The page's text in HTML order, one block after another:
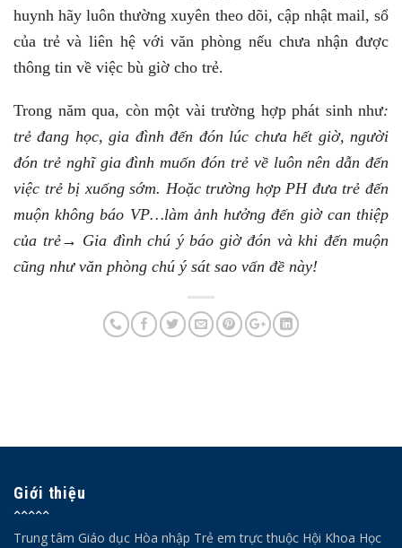
huynh hãy luôn thường xuyên theo dõi, cập nhật mail, sổ
của trẻ và liên hệ với văn phòng nếu chưa nhận được
thông tin về việc bù giờ cho trẻ.
Trong năm qua, còn một vài trường hợp phát sinh như:
trẻ đang học, gia đình đến đón lúc chưa hết giờ, người
đón trẻ nghĩ gia đình muốn đón trẻ về luôn nên dẫn đến
việc trẻ bị xuống sớm. Hoặc trường hợp PH đưa trẻ đến
muộn không báo VP…làm ảnh hưởng đến giờ can thiệp
của trẻ→ Gia đình chú ý báo giờ đón và khi đến muộn
cũng như văn phòng chú ý sát sao vấn đề này!
Giới thiệu
Trung tâm Giáo dục Hòa nhập Trẻ em trực thuộc Hội Khoa Học